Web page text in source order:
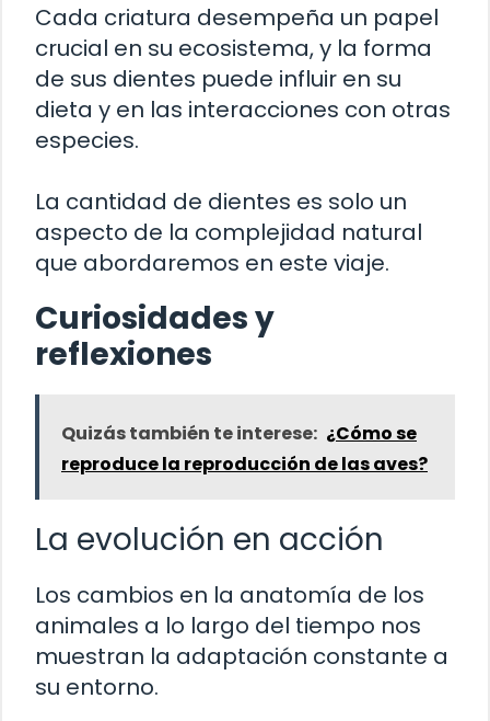
Cada criatura desempeña un papel
crucial en su ecosistema, y la forma
de sus dientes puede influir en su
dieta y en las interacciones con otras
especies.
La cantidad de dientes es solo un
aspecto de la complejidad natural
que abordaremos en este viaje.
Curiosidades y
reflexiones
Quizás también te interese: ¿Cómo se
reproduce la reproducción de las aves?
La evolución en acción
Los cambios en la anatomía de los
animales a lo largo del tiempo nos
muestran la adaptación constante a
su entorno.